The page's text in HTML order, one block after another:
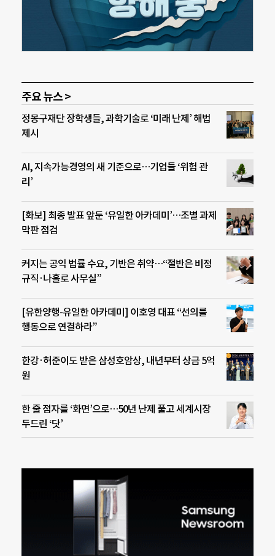
주요 뉴스 >
정몽구재단 장학생들, 과학기술로 ‘미래 난제’ 해법
제시
AI, 지속가능경영의 새 기준으로…기업들 ‘위험 관
리’
[화보] 최종 발표 앞둔 ‘유일한 아카데미’…조별 과제
막판 점검
커지는 공익 법률 수요, 기반은 취약…“절반은 비정
규직·나홀로 사무실”
[유한양행-유일한 아카데미] 이호영 대표 “선의를
행동으로 연결하라”
한강·허준이도 받은 삼성호암상, 내년부터 상금 5억
원
한 줄 점자를 ‘화면’으로…50년 난제 풀고 세계시장
두드린 ‘닷’